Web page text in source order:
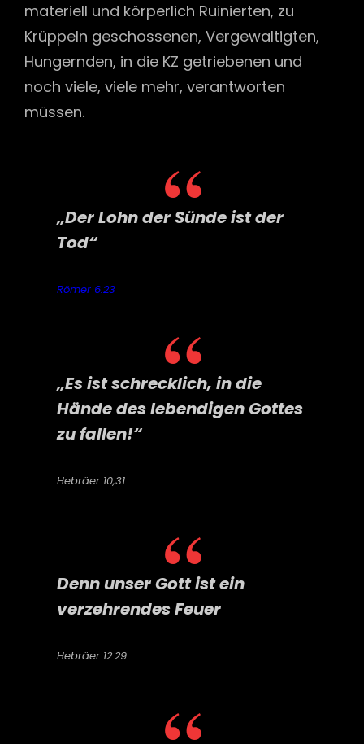
materiell und körperlich Ruinierten, zu
Krüppeln geschossenen, Vergewaltigten,
Hungernden, in die KZ getriebenen und
noch viele, viele mehr, verantworten
müssen.
„Der Lohn der Sünde ist der
Tod“
Römer 6.23
„Es ist schrecklich, in die
Hände des lebendigen Gottes
zu fallen!“
Hebräer 10,31
Denn unser Gott ist ein
verzehrendes Feuer
Hebräer 12.29